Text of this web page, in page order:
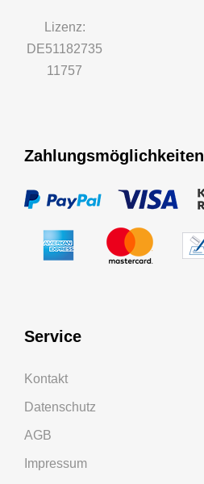
Lizenz:
DE51182735
11757
Zahlungsmöglichkeiten
Service
Kontakt
Datenschutz
AGB
Impressum